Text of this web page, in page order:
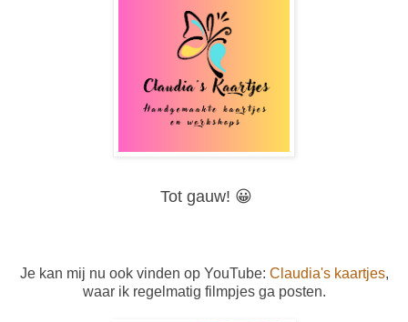
Tot gauw! 😀
Je kan mij nu ook vinden op YouTube: Claudia's kaartjes,
waar ik regelmatig filmpjes ga posten.